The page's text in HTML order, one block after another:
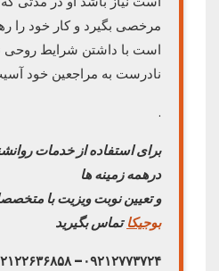
مرخصی بگیرد و کار خود را
است با داشتن شرایط روحی
نادرست به مراجعین خود
.
برای استفاده از خدمات
درهمه زمینه ها
و تعیین نوبت ویزیت با
بوجیکا تماس بگیرید
۰۹۲۱۲۷۷۳۷۲۴–